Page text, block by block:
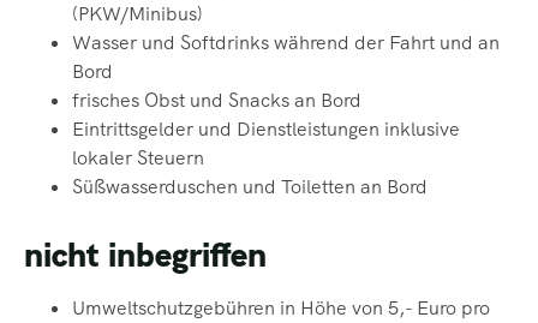
(PKW/Minibus)
Wasser und Softdrinks während der Fahrt und an
Bord
frisches Obst und Snacks an Bord
Eintrittsgelder und Dienstleistungen inklusive
lokaler Steuern
Süßwasserduschen und Toiletten an Bord
nicht inbegriffen
Umweltschutzgebühren in Höhe von 5,- Euro pro